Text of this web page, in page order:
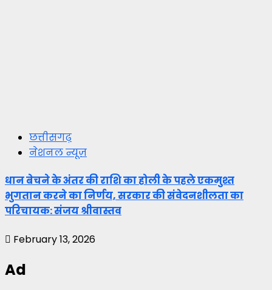
छत्तीसगढ़
नेशनल न्यूज़
धान बेचने के अंतर की राशि का होली के पहले एकमुश्त
भुगतान करने का निर्णय, सरकार की संवेदनशीलता का
परिचायक: संजय श्रीवास्तव
February 13, 2026
Ad